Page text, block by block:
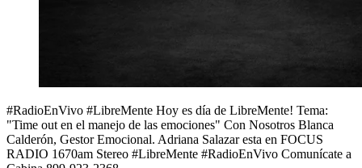
#RadioEnVivo #LibreMente Hoy es día de LibreMente! Tema:
"Time out en el manejo de las emociones" Con Nosotros Blanca
Calderón, Gestor Emocional. Adriana Salazar esta en FOCUS
RADIO 1670am Stereo #LibreMente #RadioEnVivo Comunícate a